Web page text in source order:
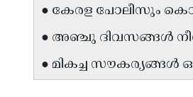
● കേരള പോലീസും
● അഞ്ചു ദിവസങ്ങൾ
● മികച്ച സൗകര്യങ്ങൾ